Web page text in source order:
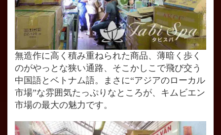
無造作に高く積み重ねられた商品、薄暗く歩く
のがやっとな狭い通路、そこかしこで飛び交う
中国語とベトナム語。まさに“アジアのローカル
市場”な雰囲気たっぷりなところが、キムビエン
市場の最大の魅力です。